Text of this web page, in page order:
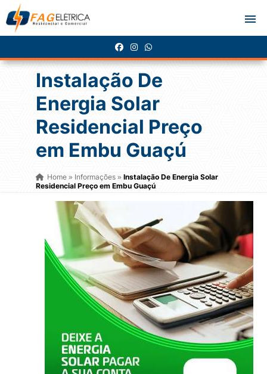
Instalação De
Energia Solar
Residencial Preço
em Embu Guaçú
Home» Informações » Instalação De Energia Solar
Residencial Preço em Embu Guaçú